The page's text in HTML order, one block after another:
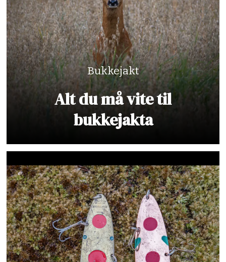
Bukkejakt
Alt du må vite til
bukkejakta